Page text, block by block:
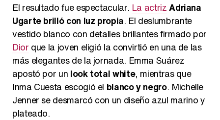
El resultado fue espectacular. La actriz Adriana
Ugarte brilló con luz propia. El deslumbrante
vestido blanco con detalles brillantes firmado por
Dior que la joven eligió la convirtió en una de las
más elegantes de la jornada. Emma Suárez
apostó por un look total white, mientras que
Inma Cuesta escogió el blanco y negro. Michelle
Jenner se desmarcó con un diseño azul marino y
plateado.